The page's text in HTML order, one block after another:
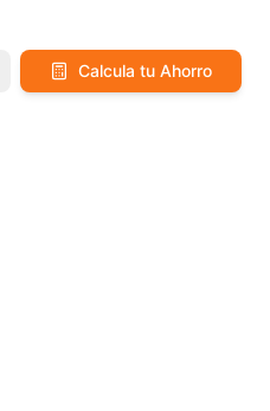
Calcula tu Ahorro